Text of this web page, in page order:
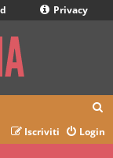
Privacy
r
Login
Iscriviti